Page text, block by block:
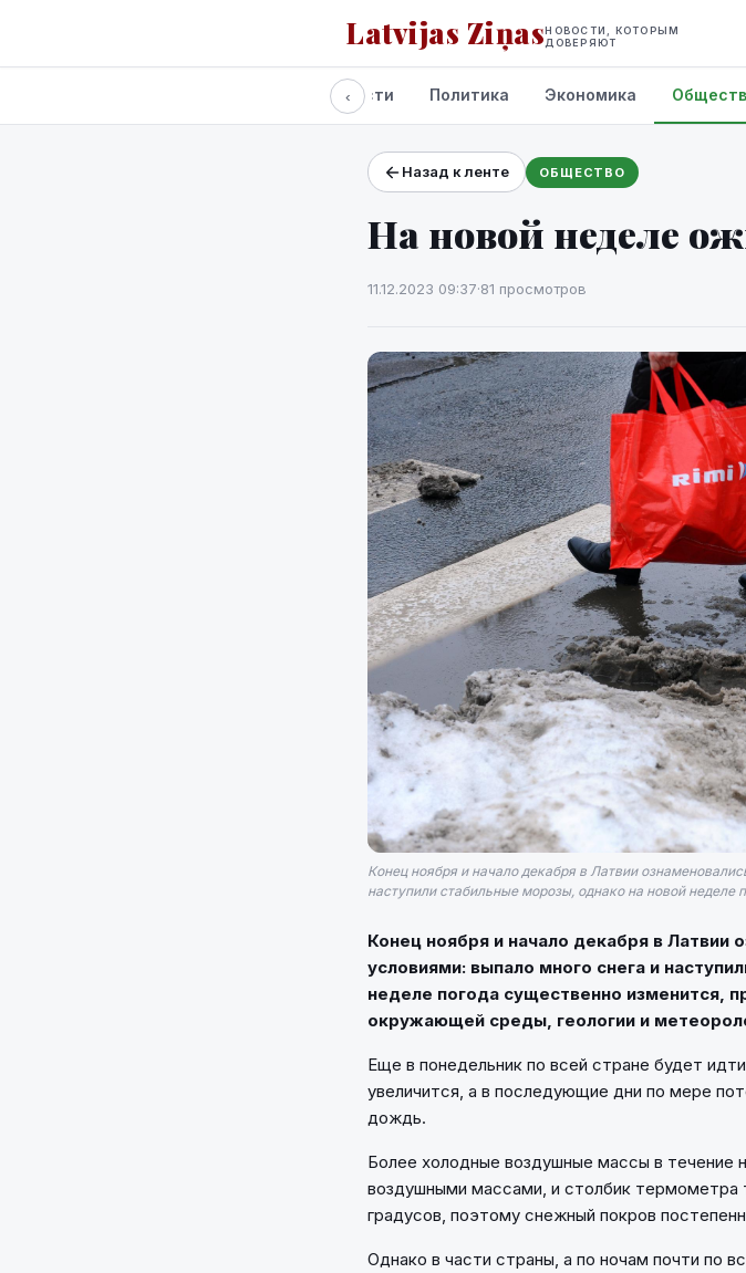
Latvijas ZiņasНОВОСТИ, КОТОРЫМ
ДОВЕРЯЮТ
Проекты и сервисы
‹
Все новости Политика Экономика
Назад к ленте ОБЩЕСТВО
На новой неделе
11.12.2023 09:37·81 просмотров
Конец ноября и начало декабря в Латвии
наступили стабильные морозы, однако на новой неделе
Конец ноября и начало декабря в Латвии
условиями: выпало много снега и
неделе погода существенно изменится,
окружающей среды, геологии и
Еще в понедельник по всей стране будет
увеличится, а в последующие дни по мере
дождь.
Более холодные воздушные массы в течение
воздушными массами, и столбик термометра
градусов, поэтому снежный покров
Однако в части страны, а по ночам почти по